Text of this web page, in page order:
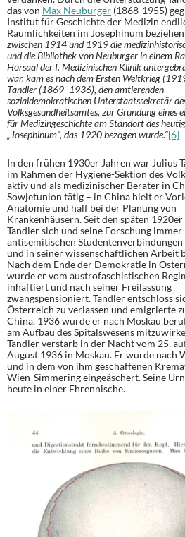
das von Max Neuburger (1868-1955)
Institut für Geschichte der Medizin
Räumlichkeiten im Josephinum
zwischen 1914 und 1919 die
und die Bibliothek von Neuburger in einem
Hörsaal der I. Medizinischen Klinik
war, kam es nach dem Ersten Weltkrieg
Tandler (1869–1936), den amtierenden
sozialdemokratischen Unterstaatssekretär
Volksgesundheitsamtes, zur Gründung eines
für Medizingeschichte am Standort des
„Josephinum“, das 1920 bezogen wurde.“[6]
In den frühen 1930er Jahren war Julius
im Rahmen der Hygiene-Sektion des
aktiv und als medizinischer Berater in
Sowjetunion tätig – in China hielt er
Anatomie und half bei der Planung von
Krankenhäusern. Seit den späten 1920er
Tandler sich und seine Forschung
antisemitischen
und in seiner wissenschaftlichen Arbeit
Nach dem Ende der Demokratie in
wurde er vom austrofaschistischen
inhaftiert und nach seiner Freilassung
zwangspensioniert. Tandler entschloss
Österreich zu verlassen und emigrierte
China. 1936 wurde er nach Moskau
am Aufbau des Spitalswesens
Tandler verstarb in der Nacht vom 25.
August 1936 in Moskau. Er wurde nach
und in dem von ihm geschaffenen
Wien-Simmering eingeäschert. Seine
heute in einer Ehrennische.